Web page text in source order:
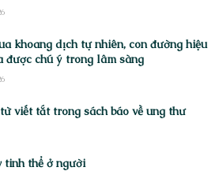
khoang dịch tự nhiên, con đường hiệu
được chú ý trong lâm sàng
viết tắt trong sách báo về ung thư
tinh thể ở người